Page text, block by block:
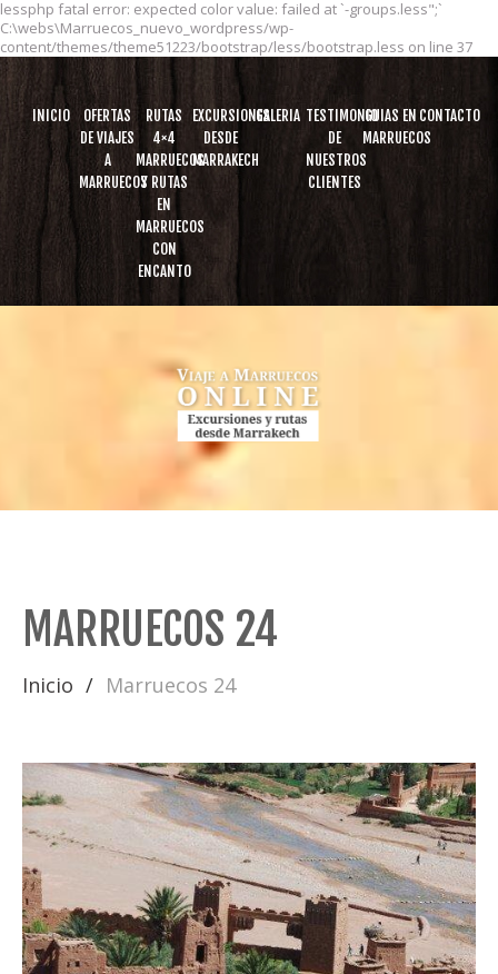
lessphp fatal error: expected color value: failed at `-groups.less";`
C:\webs\Marruecos_nuevo_wordpress/wp-
content/themes/theme51223/bootstrap/less/bootstrap.less on line 37
INICIO
OFERTAS
DE VIAJES
A
MARRUECOS
RUTAS
4×4
MARRUECOS
Y RUTAS
EN
MARRUECOS
CON
ENCANTO
EXCURSIONES
DESDE
MARRAKECH
GALERIA TESTIMONIO
DE
NUESTROS
CLIENTES
GUIAS EN
MARRUECOS
CONTACTO
MARRUECOS 24
Inicio Marruecos 24